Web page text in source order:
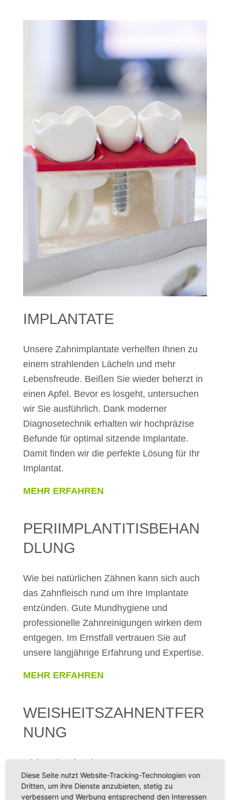
IMPLANTATE
Unsere Zahnimplantate verhelfen Ihnen zu
einem strahlenden Lächeln und mehr
Lebensfreude. Beißen Sie wieder beherzt in
einen Apfel. Bevor es losgeht, untersuchen
wir Sie ausführlich. Dank moderner
Diagnosetechnik erhalten wir hochpräzise
Befunde für optimal sitzende Implantate.
Damit finden wir die perfekte Lösung für Ihr
Implantat.
MEHR ERFAHREN
PERIIMPLANTITISBEHAN
DLUNG
Wie bei natürlichen Zähnen kann sich auch
das Zahnfleisch rund um Ihre Implantate
entzünden. Gute Mundhygiene und
professionelle Zahnreinigungen wirken dem
entgegen. Im Ernstfall vertrauen Sie auf
unsere langjährige Erfahrung und Expertise.
MEHR ERFAHREN
WEISHEITSZAHNENTFER
NUNG
Nicht selten ist eine
Weisheitszahnentfernung sinnvoll. Aber
keine Sorge: wir werden Ihnen die
Diese Seite nutzt Website-Tracking-Technologien von
Dritten, um ihre Dienste anzubieten, stetig zu
verbessern und Werbung entsprechend den Interessen